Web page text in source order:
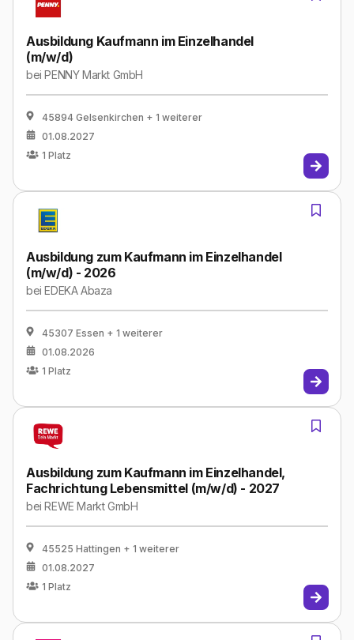
Ausbildung Kaufmann im Einzelhandel
(m/w/d)
beiPENNY Markt GmbH
45894 Gelsenkirchen + 1 weiterer
01.08.2027
1 Platz
Ausbildung zum Kaufmann im Einzelhandel
(m/w/d) - 2026
beiEDEKA Abaza
45307 Essen + 1 weiterer
01.08.2026
1 Platz
Ausbildung zum Kaufmann im Einzelhandel,
Fachrichtung Lebensmittel (m/w/d) - 2027
beiREWE Markt GmbH
45525 Hattingen + 1 weiterer
01.08.2027
1 Platz